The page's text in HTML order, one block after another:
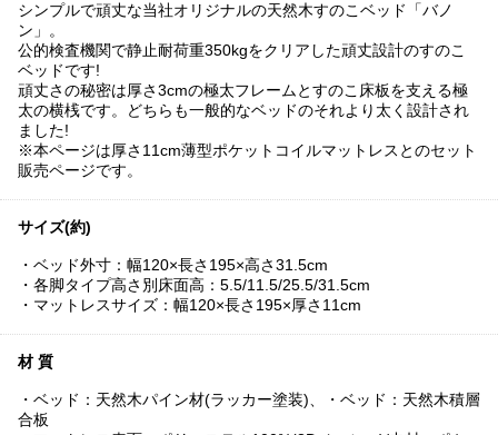
シンプルで頑丈な当社オリジナルの天然木すのこベッド「バノ
ン」。
公的検査機関で静止耐荷重350kgをクリアした頑丈設計のすのこ
ベッドです!
頑丈さの秘密は厚さ3cmの極太フレームとすのこ床板を支える極
太の横桟です。どちらも一般的なベッドのそれより太く設計され
ました!
※本ページは厚さ11cm薄型ポケットコイルマットレスとのセット
販売ページです。
サイズ(約)
・ベッド外寸：幅120×長さ195×高さ31.5cm
・各脚タイプ高さ別床面高：5.5/11.5/25.5/31.5cm
・マットレスサイズ：幅120×長さ195×厚さ11cm
材 質
・ベッド：天然木パイン材(ラッカー塗装)、・ベッド：天然木積層
合板